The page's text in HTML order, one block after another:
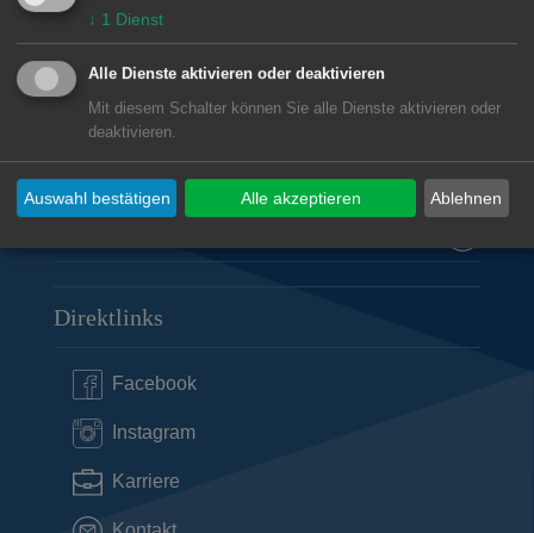
73430 Aalen
07361 52-0
presseamt@aalen.de
Öffnungszeiten Rathaus Aalen
Direktlinks
Facebook
Instagram
Karriere
↓ 1 Dienst
Alle Dienste aktivieren oder deaktivieren
Mit diesem Schalter können Sie alle Dienste aktivieren oder
deaktivieren.
Ablehnen
Auswahl bestätigen Alle akzeptieren